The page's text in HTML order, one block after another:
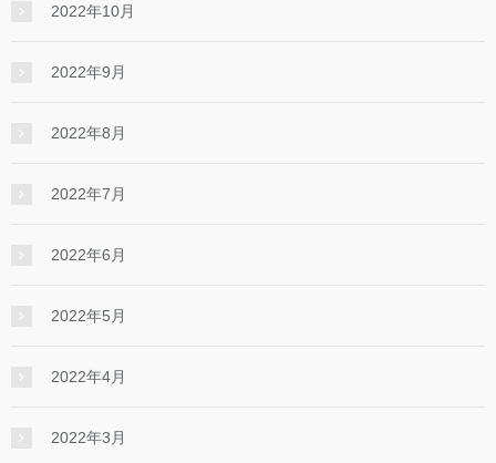
2022年10月
2022年9月
2022年8月
2022年7月
2022年6月
2022年5月
2022年4月
2022年3月